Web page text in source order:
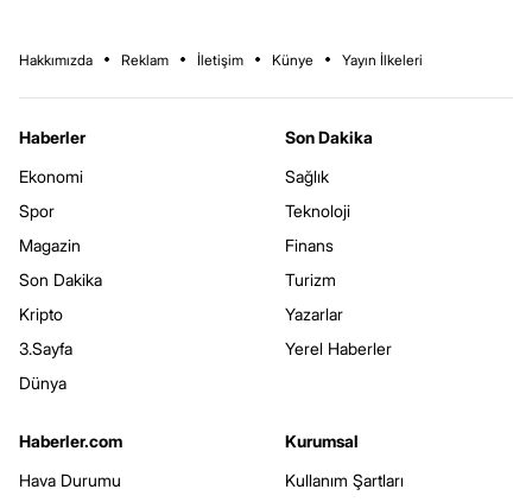
Hakkımızda Reklam İletişim Künye Yayın İlkeleri
Haberler
Ekonomi
Spor
Magazin
Son Dakika
Kripto
3.Sayfa
Dünya
Son Dakika
Sağlık
Teknoloji
Finans
Turizm
Yazarlar
Yerel Haberler
Haberler.com
Hava Durumu
Kurumsal
Kullanım Şartları